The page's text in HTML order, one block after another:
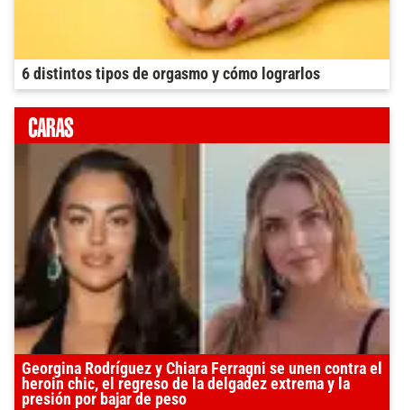
6 distintos tipos de orgasmo y cómo lograrlos
Georgina Rodríguez y Chiara Ferragni se unen contra el
heroin chic, el regreso de la delgadez extrema y la
presión por bajar de peso